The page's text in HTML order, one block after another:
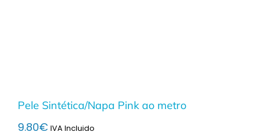
Pele Sintética/Napa Pink ao metro
9.80€ IVA Incluido